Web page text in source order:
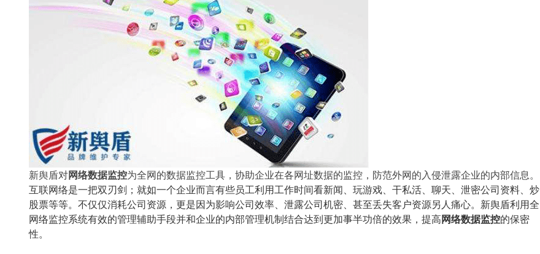
新舆盾对网络数据监控为全网的数据监控工具，协助企业在各网址数据的监控，防范外网的入侵泄露企业的内部信息。
互联网络是一把双刃剑；就如一个企业而言有些员工利用工作时间看新闻、玩游戏、干私活、聊天、泄密公司资料、炒
股票等等。不仅仅消耗公司资源，更是因为影响公司效率、泄露公司机密、甚至丢失客户资源另人痛心。新舆盾利用全
网络监控系统有效的管理辅助手段并和企业的内部管理机制结合达到更加事半功倍的效果，提高 网络数据监控的保密
性。